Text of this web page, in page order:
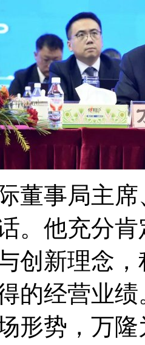
事局主席
。他充分
创新理念
的经营业
形势，万